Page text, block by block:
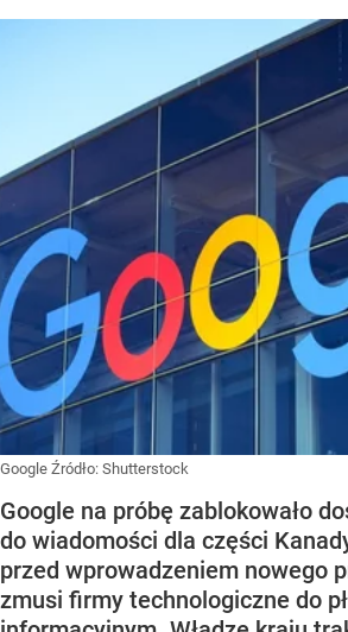
Google Źródło: Shutterstock
Google na próbę zablokowało
do wiadomości dla części
przed wprowadzeniem nowego
zmusi firmy technologiczne do